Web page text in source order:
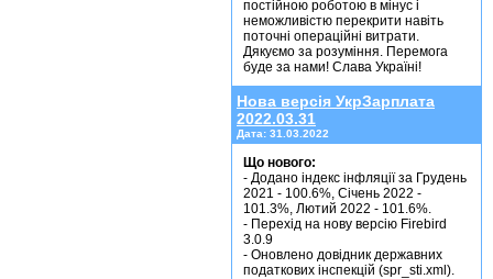
постійною роботою в мінус і
неможливістю перекрити навіть
поточні операційні витрати.
Дякуємо за розуміння. Перемога
буде за нами! Слава Україні!
Нова версія УкрЗарплата
2022.03.31
Дата: 31.03.2022
Що нового:
- Додано індекс інфляції за Грудень
2021 - 100.6%, Січень 2022 -
101.3%, Лютий 2022 - 101.6%.
- Перехід на нову версію Firebird
3.0.9
- Оновлено довідник державних
податкових інспекцій (spr_sti.xml).